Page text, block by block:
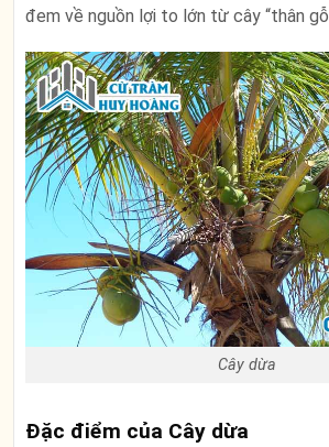
đem về nguồn lợi to lớn từ cây “thân gỗ
Cây dừa
Đặc điểm của Cây dừa